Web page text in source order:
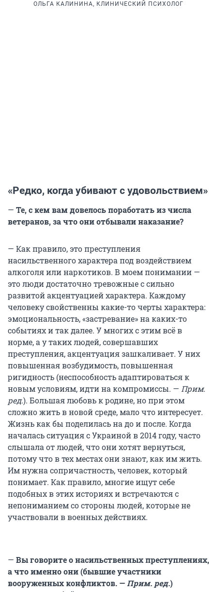
ОЛЬГА КАЛИНИНА, КЛИНИЧЕСКИЙ ПСИХОЛОГ
«Редко, когда убивают с удовольствием»
— Те, с кем вам довелось поработать из числа
ветеранов, за что они отбывали наказание?
— Как правило, это преступления
насильственного характера под воздействием
алкоголя или наркотиков. В моем понимании —
это люди достаточно тревожные с сильно
развитой акцентуацией характера. Каждому
человеку свойственны какие-то черты характера:
эмоциональность, «застревание» на каких-то
событиях и так далее. У многих с этим всё в
норме, а у таких людей, совершавших
преступления, акцентуация зашкаливает. У них
повышенная возбудимость, повышенная
ригидность (неспособность адаптироваться к
новым условиям, идти на компромиссы. — Прим.
ред.). Большая любовь к родине, но при этом
сложно жить в новой среде, мало что интересует.
Жизнь как бы поделилась на до и после. Когда
началась ситуация с Украиной в 2014 году, часто
слышала от людей, что они хотят вернуться,
потому что в тех местах они знают, как им жить.
Им нужна сопричастность, человек, который
понимает. Как правило, многие ищут себе
подобных в этих историях и встречаются с
непониманием со стороны людей, которые не
участвовали в военных действиях.
— Вы говорите о насильственных преступлениях,
а что именно они (бывшие участники
вооруженных конфликтов. —Прим. ред.)